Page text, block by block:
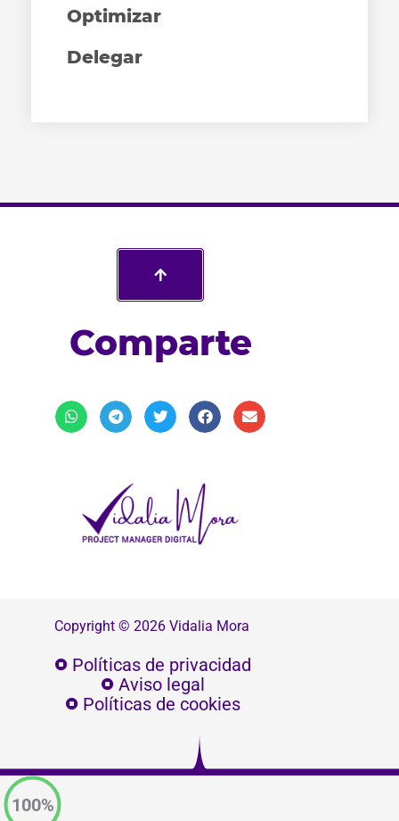
100%
Optimizar
Delegar
Comparte
Copyright © 2026 Vidalia Mora
Políticas de privacidad
Aviso legal
Políticas de cookies